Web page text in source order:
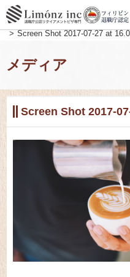
ホーム フィリピン最新動向
マカティのおしゃれで長居で
Screen Shot 2017-07-27 at
メディア
Screen Shot 2017-